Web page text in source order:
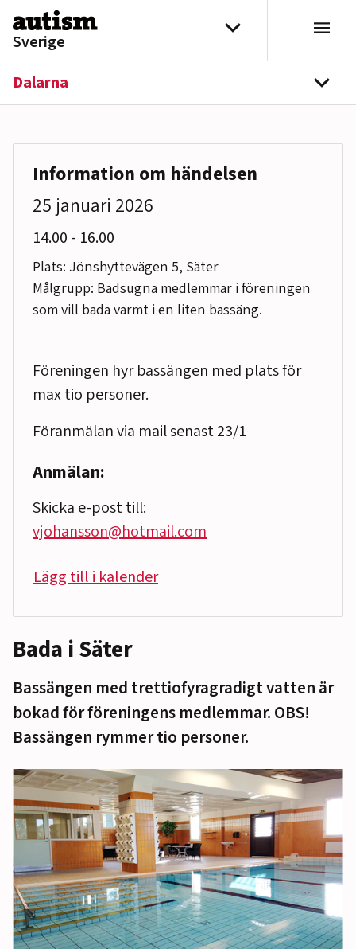
Hoppa till innehåll
Sverige
Välj distrikt
Dalarna
Bada i Säter
Bassängen med trettiofyragradigt vatten är
bokad för föreningens medlemmar. OBS!
Bassängen rymmer tio personer.
Information om händelsen
25 januari 2026
14.00 till
- 16.00
Plats: Jönshyttevägen 5, Säter
Målgrupp: Badsugna medlemmar i föreningen
som vill bada varmt i en liten bassäng.
Föreningen hyr bassängen med plats för
max tio personer.
Föranmälan via mail senast 23/1
Anmälan:
Skicka e-post till:
vjohansson@hotmail.com
Lägg till i kalender